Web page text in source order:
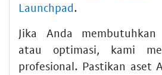
Launchpad.
Jika Anda
atau optimasi, kami
profesional. Pastikan aset